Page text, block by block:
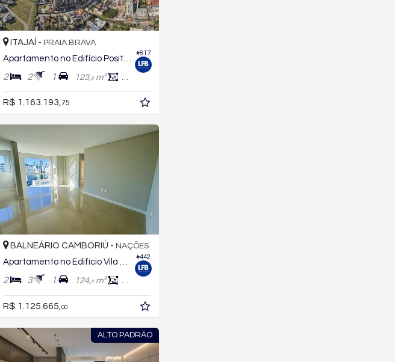
#817
ITAJAÍ - PRAIA BRAVA
2 2 1 123,0m² 82,
R$ 1.163.193, 75
#442
BALNEÁRIO CAMBORIÚ - NAÇÕES
2 3 1 124,0m² 61,
R$ 1.125.665,00
ALTO PADRÃO